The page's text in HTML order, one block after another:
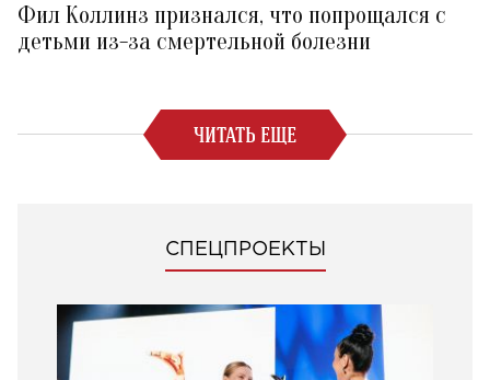
Фил Коллинз признался, что попрощался с
детьми из-за смертельной болезни
ЧИТАТЬ ЕЩЕ
СПЕЦПРОЕКТЫ